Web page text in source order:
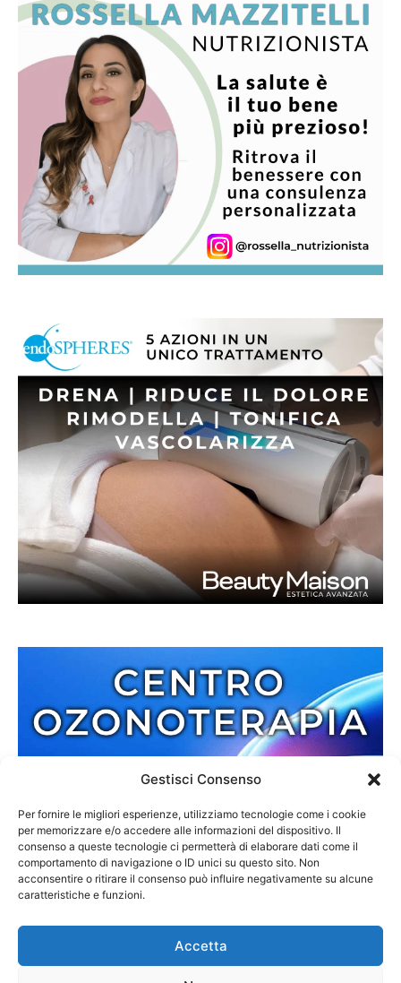
Gestisci Consenso
Per fornire le migliori esperienze, utilizziamo tecnologie come i cookie
per memorizzare e/o accedere alle informazioni del dispositivo. Il
consenso a queste tecnologie ci permetterà di elaborare dati come il
comportamento di navigazione o ID unici su questo sito. Non
acconsentire o ritirare il consenso può influire negativamente su alcune
caratteristiche e funzioni.
Accetta